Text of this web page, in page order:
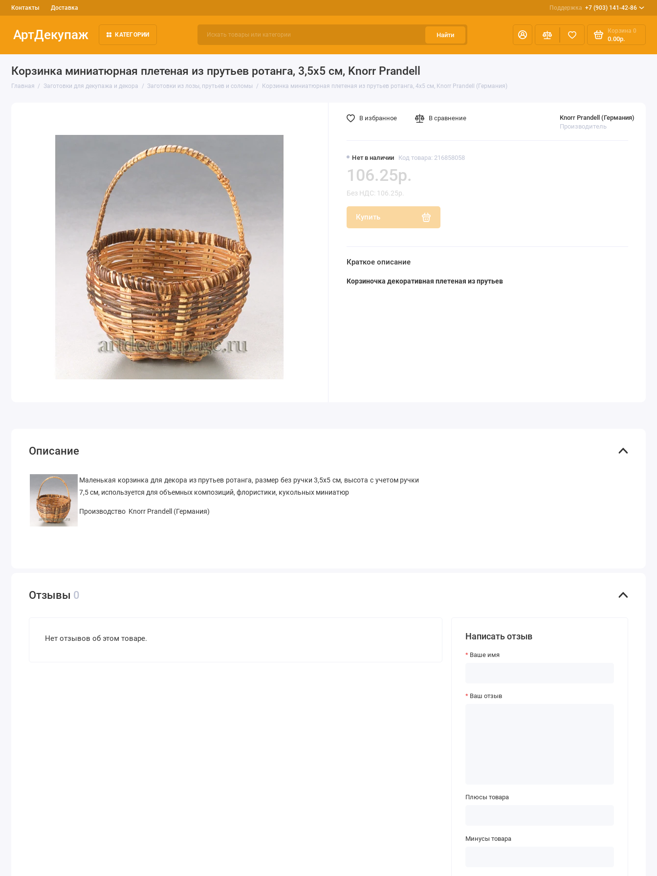
Контакты Доставка Поддержка +7 (903) 141-42-86
АртДекупаж КАТЕГОРИИ Найти
Корзина 0
0.00р.
Корзинка миниатюрная плетеная из прутьев ротанга, 3,5х5 см, Knorr Prandell
Главная Заготовки для декупажа и декора Заготовки из лозы, прутьев и соломы Корзинка миниатюрная плетеная из прутьев ротанга, 4х5 см, Knorr Prandell (Германия)
Нет в наличии Код товара: 216858058
Knorr Prandell (Германия)
Производитель
106.25р.
Без НДС: 106.25р.
Купить
В избранное В сравнение
Краткое описание
Корзиночка декоративная плетеная из прутьев
Описание
Маленькая корзинка для декора из прутьев ротанга, размер без ручки 3,5х5 см, высота с учетом ручки
7,5 см, используется для объемных композиций, флористики, кукольных миниатюр
Производство Knorr Prandell (Германия)
Отзывы 0
Нет отзывов об этом товаре. Написать отзыв
Ваше имя
Ваш отзыв
Плюсы товара
Минусы товара